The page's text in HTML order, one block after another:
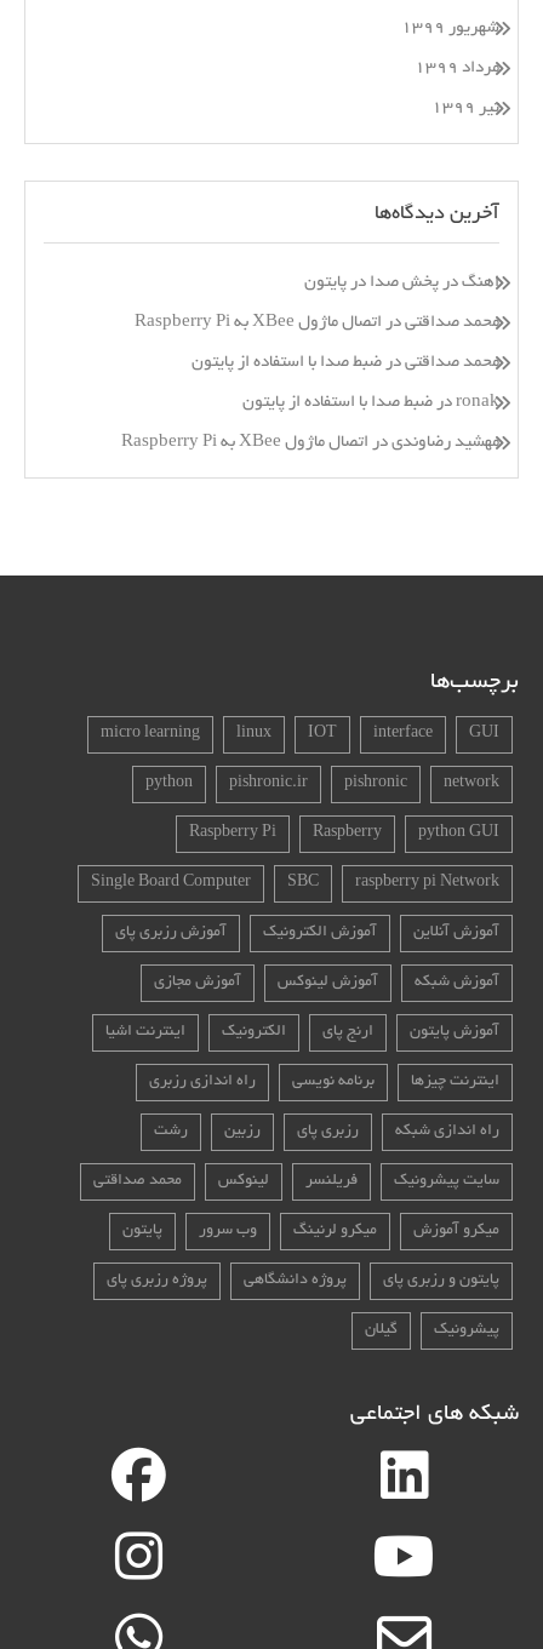
شهریور ۱۳۹۹
مرداد ۱۳۹۹
تیر ۱۳۹۹
آخرین دیدگاه‌ها
اهنگ در پخش صدا در پایتون
محمد صداقتی در اتصال ماژول XBee به Raspberry Pi
محمد صداقتی در ضبط صدا با استفاده از پایتون
ronak در ضبط صدا با استفاده از پایتون
مهشید رضاوندی در اتصال ماژول XBee به Raspberry Pi
برچسب‌ها
GUI
interface
IOT
linux
micro learning
network
pishronic
pishronic.ir
python
python GUI
Raspberry
Raspberry Pi
raspberry pi Network
SBC
Single Board Computer
آموزش آنلاین آموزش الکترونیک آموزش رزبری پای
آموزش شبکه آموزش لینوکس آموزش مجازی
آموزش پایتون ارنج پای الکترونیک اینترنت اشیا
اینترنت چیزها برنامه نویسی راه اندازی رزبری
راه اندازی شبکه رزبری پای رزبین رشت
سایت پیشرونیک فریلنسر لینوکس محمد صداقتی
میکرو آموزش میکرو لرنینگ وب سرور پایتون
پایتون و رزبری پای پروژه دانشگاهی پروژه رزبری پای
پیشرونیک گیلان
شبکه های اجتماعی